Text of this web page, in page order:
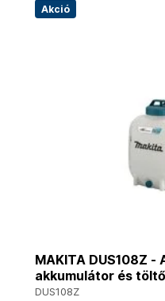
Akció
MAKITA DUS108Z
akkumulátor és
DUS108Z